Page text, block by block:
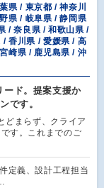
県 / 東京都 / 神奈川
県 / 岐阜県 / 静岡県
/ 奈良県 / 和歌山県 /
香川県 / 愛媛県 / 高
崎県 / 鹿児島県 / 沖
ード。提案支援か
です。
どまらず、クライア
す。これまでのご
定義、設計工程担当